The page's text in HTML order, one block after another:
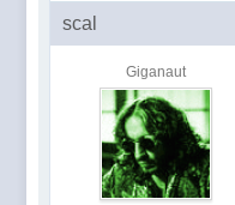
scal
Giganaut